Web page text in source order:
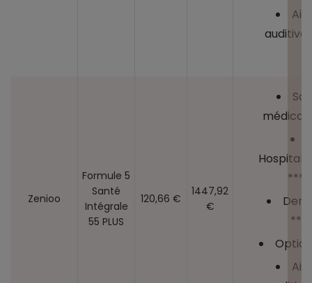
Zenioo
Formule 5
Santé
Intégrale
55 PLUS
120,66 €
1447,92
€
****
***